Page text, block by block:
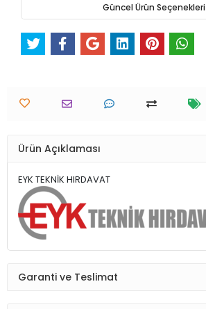
Güncel Ürün Seçenekleri
Ürün Açıklaması
EYK TEKNİK HIRDAVAT
Garanti ve Teslimat